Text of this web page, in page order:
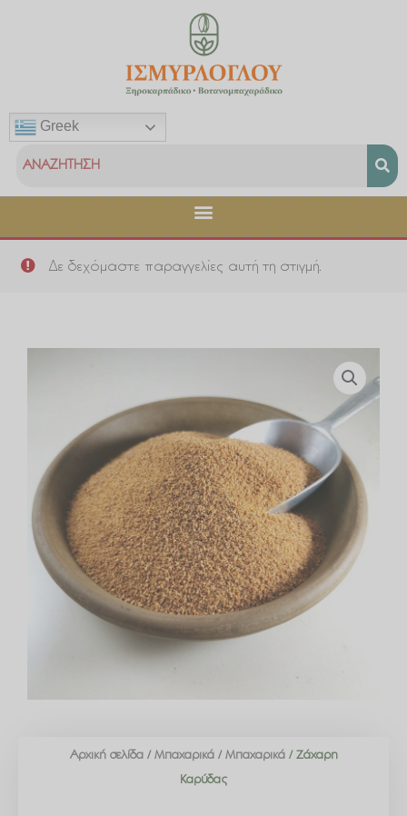
Greek
Δε δεχόμαστε παραγγελίες αυτή τη στιγμή.
Αρχική σελίδα/ Μπαχαρικά/ Μπαχαρικά/ Ζάχαρη
Καρύδας